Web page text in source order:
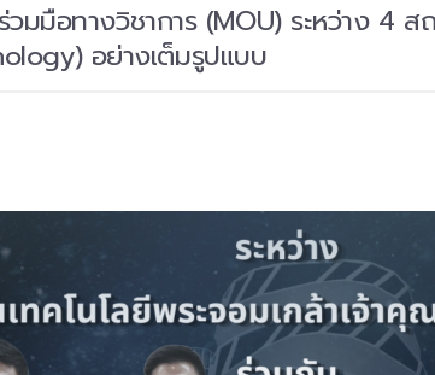
มือทางวิชาการ (MOU) ระหว่าง 4 ส
อย่างเต็มรูปแบบ